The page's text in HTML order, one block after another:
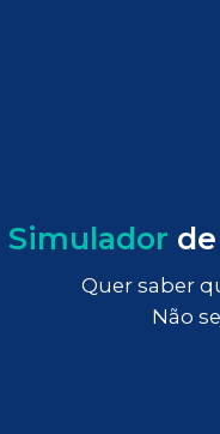
Simulador
Quer saber
Não